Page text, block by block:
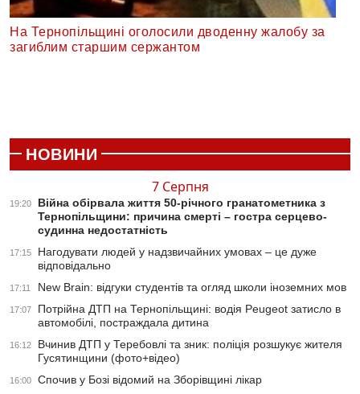
На Тернопільщині оголосили дводенну жалобу за
загиблим старшим сержантом
НОВИНИ
7 Серпня
19:20
Війна обірвала життя 50-річного гранатометника з
Тернопільщини: причина смерті – гостра серцево-
судинна недостатність
17:15
Нагодувати людей у надзвичайних умовах – це дуже
відповідально
17:11 New Brain: відгуки студентів та огляд школи іноземних мов
17:07
Потрійна ДТП на Тернопільщині: водія Peugeot затисло в
автомобілі, постраждала дитина
16:12
Вчинив ДТП у Теребовлі та зник: поліція розшукує жителя
Гусятинщини (фото+відео)
16:00 Спочив у Бозі відомий на Зборівщині лікар